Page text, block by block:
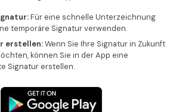
Für eine schnelle Unterzeichnung
temporäre Signatur verwenden.
erstellen:Wenn Sie Ihre Signatur in Zukunft
können Sie in der App eine
Signatur erstellen.